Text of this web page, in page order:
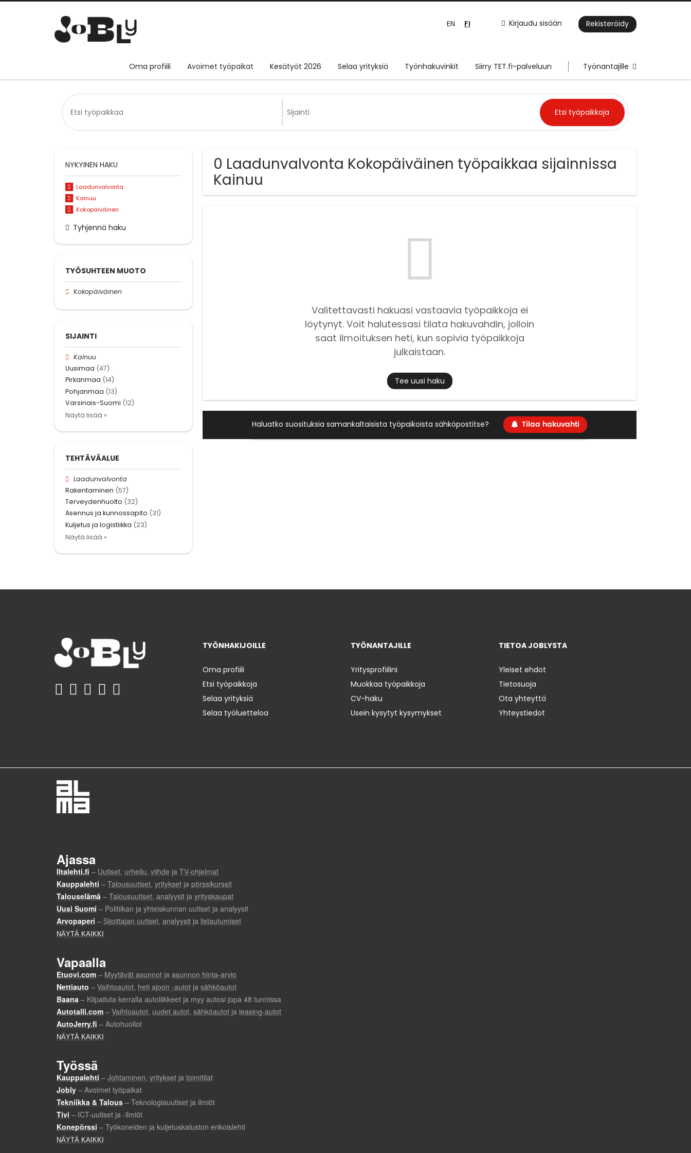
Kirjaudu sisään Rekisteröidy
EN FI
Oma profiili Avoimet työpaikat Kesätyöt 2026 Selaa yrityksiä Työnhakuvinkit Siirry TET.fi-palveluun Työnantajille
0 Laadunvalvonta Kokopäiväinen työpaikkaa sijainnissa
Kainuu
Valitettavasti hakuasi vastaavia työpaikkoja ei
löytynyt. Voit halutessasi tilata hakuvahdin, jolloin
saat ilmoituksen heti, kun sopivia työpaikkoja
julkaistaan.
Tee uusi haku
Haluatko suosituksia samankaltaisista työpaikoista sähköpostitse? Tilaa hakuvahti
NYKYINEN HAKU
Laadunvalvonta
Kainuu
Kokopäiväinen
Tyhjennä haku
TYÖSUHTEEN MUOTO
Kokopäiväinen
SIJAINTI
Kainuu
Uusimaa (47)
Pirkanmaa (14)
Pohjanmaa (13)
Varsinais-Suomi (12)
Näytä lisää »
TEHTÄVÄALUE
Laadunvalvonta
Rakentaminen (57)
Terveydenhuolto (32)
Asennus ja kunnossapito (31)
Kuljetus ja logistiikka (23)
Näytä lisää »
TYÖNHAKIJOILLE
Oma profiili
Etsi työpaikkoja
Selaa yrityksiä
Selaa työluetteloa
TYÖNANTAJILLE
Yritysprofiilini
Muokkaa työpaikkoja
CV-haku
Usein kysytyt kysymykset
TIETOA JOBLYSTA
Yleiset ehdot
Tietosuoja
Ota yhteyttä
Yhteystiedot